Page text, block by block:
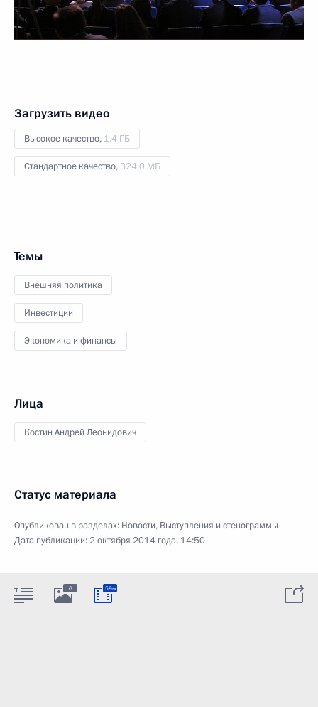
Загрузить видео
Высокое качество, 1.4 ГБ
Стандартное качество, 324.0 МБ
Темы
Внешняя политика
Инвестиции
Экономика и финансы
Лица
Костин Андрей Леонидович
Статус материала
Опубликован в разделах: Новости, Выступления и стенограммы
Дата публикации:2 октября 2014 года, 14:50
6 59м